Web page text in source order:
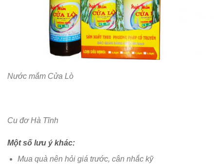
Nước mắm Cửa Lò
Cu đơ Hà Tĩnh
Một số lưu ý khác:
Mua quà nên hỏi giá trước, cân nhắc kỹ